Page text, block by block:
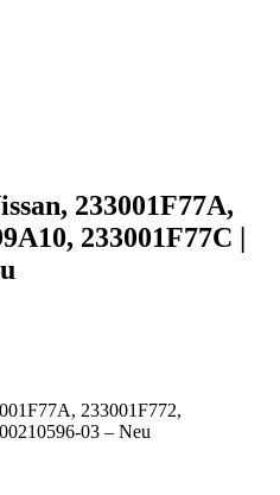
233001F77A,
233001F77C |